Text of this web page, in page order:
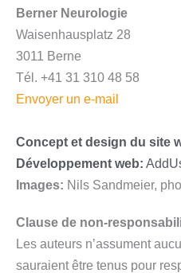
Berner Neurologie
Waisenhausplatz 28
3011 Berne
Tél. +41 31 310 48 58
Envoyer un e-mail
Concept et design du site
Développement web:
Images: Nils Sandmeier,
Clause de non-
Les auteurs n’assument
sauraient être tenus pour